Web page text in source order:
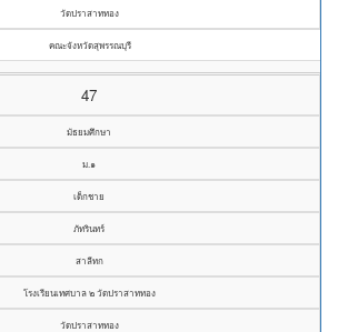
วัดปราสาททอง
คณะจังหวัดสุพรรณบุรี
47
มัธยมศึกษา
ม.๑
เด็กชาย
ภัทรินทร์
สาลีทก
โรงเรียนเทศบาล ๒ วัดปราสาททอง
วัดปราสาททอง